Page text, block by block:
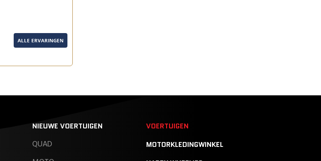
ALLE ERVARINGEN
NIEUWE VOERTUIGEN
QUAD
VOERTUIGEN
MOTORKLEDINGWINKEL